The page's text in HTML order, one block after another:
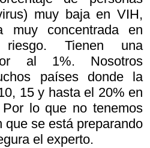
muy baja en VIH,
muy concentrada en
Tienen una
al 1%. Nosotros
países donde la
15 y hasta el 20% en
lo que no tenemos
que se está preparando
el experto.